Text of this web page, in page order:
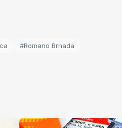
#Romano Brnada